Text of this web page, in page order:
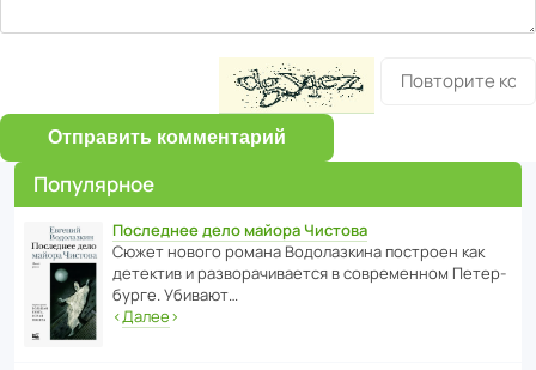
Отправить комментарий
Популярное
Последнее дело майора Чистова
Сюжет нового романа Водо­ла­з­кина пост­роен как
дете­ктив и разво­ра­чи­ва­ется в совре­менном Пете­р­
бурге. Убивают…
‹Далее›